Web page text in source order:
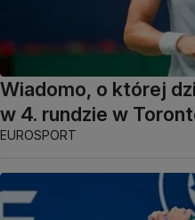
Wiadomo, o której
w 4. rundzie w
EUROSPORT